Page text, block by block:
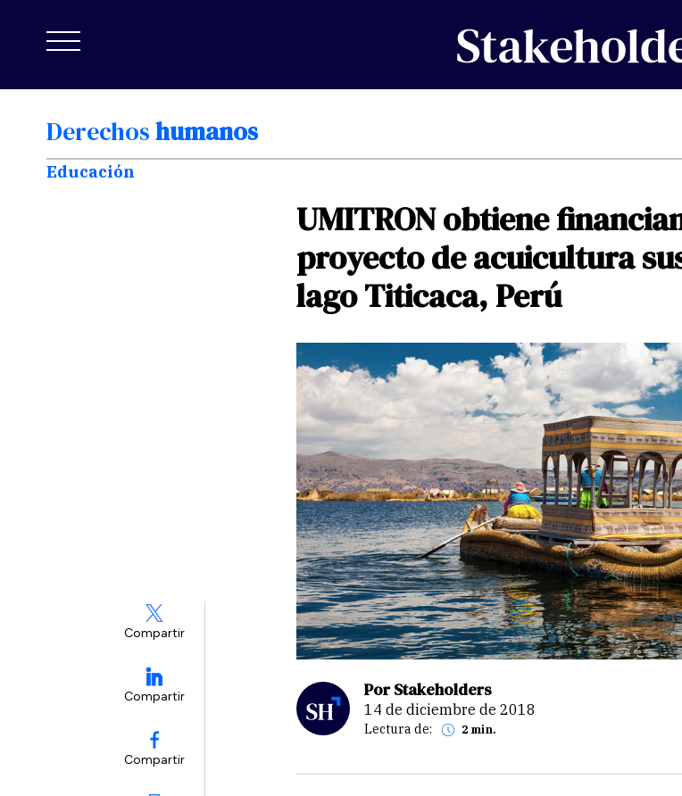
Derechoshumanos
Educación
Compartir
Compartir
Compartir
UMITRONobtiene
proyectodeacuicultura
lagoTiticaca, Perú
Por Stakeholders
14 de diciembre de 2018
Lectura de: 2 min.